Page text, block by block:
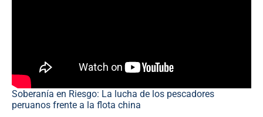
Soberanía en Riesgo: La lucha de los pescadores
peruanos frente a la flota china